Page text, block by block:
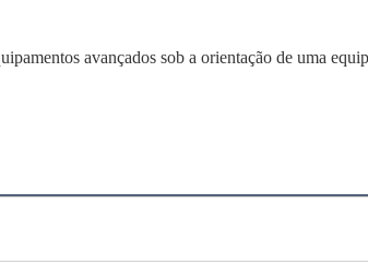
avançados sob a orientação de uma